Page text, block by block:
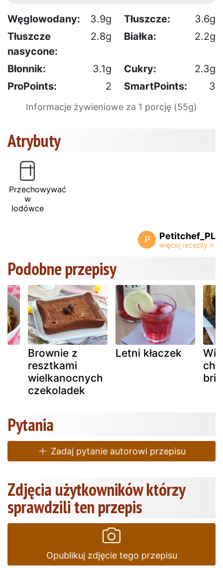
Węglowodany: 3.9g Tłuszcze:
3.6g
Tłuszcze
nasycone:
2.8g Białka: 2.2g
Błonnik: 3.1g Cukry:
2.3g
ProPoints:
2 SmartPoints: 3
Informacje żywieniowe za 1 porcję (55g)
Atrybuty
Przechowywać
w
lodówce
P Petitchef_PL
Podobne przepisy
Brownie z
resztkami
wielkanocnych
czekoladek
Letni kłaczek
Pytania
Zadaj pytanie autorowi przepisu
Zdjęcia użytkowników którzy
sprawdzili ten przepis
Opublikuj zdjęcie tego przepisu